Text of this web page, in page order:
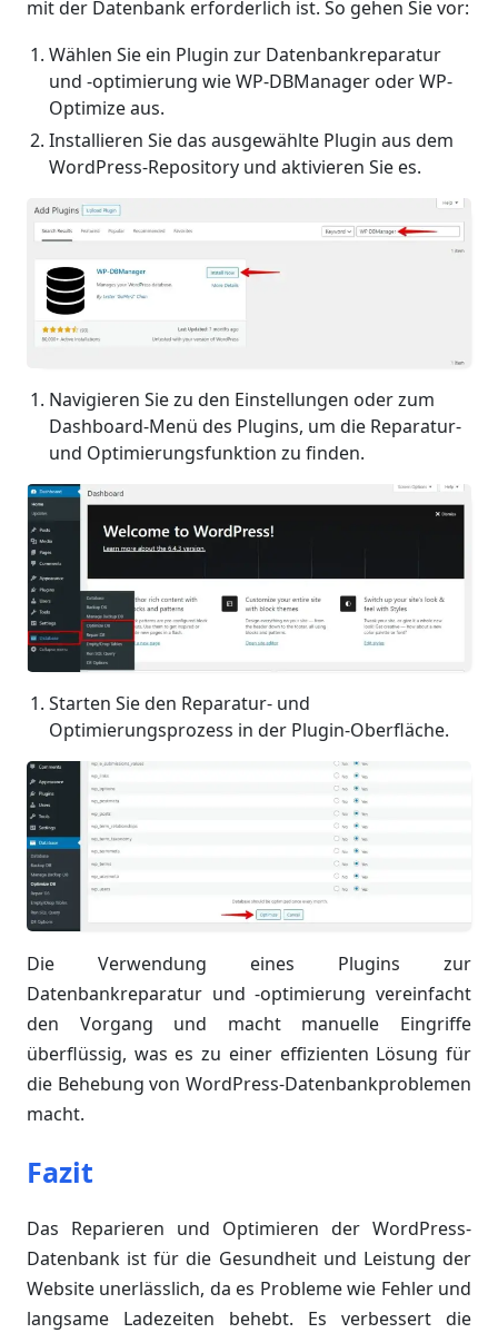
mit der Datenbank erforderlich ist. So gehen Sie vor:
Wählen Sie ein Plugin zur Datenbankreparatur
und -optimierung wie WP-DBManager oder WP-
Optimize aus.
Installieren Sie das ausgewählte Plugin aus dem
WordPress-Repository und aktivieren Sie es.
Navigieren Sie zu den Einstellungen oder zum
Dashboard-Menü des Plugins, um die Reparatur-
und Optimierungsfunktion zu finden.
Starten Sie den Reparatur- und
Optimierungsprozess in der Plugin-Oberfläche.
Die Verwendung eines Plugins zur
Datenbankreparatur und -optimierung vereinfacht
den Vorgang und macht manuelle Eingriffe
überflüssig, was es zu einer effizienten Lösung für
die Behebung von WordPress-Datenbankproblemen
macht.
Fazit
Das Reparieren und Optimieren der WordPress-
Datenbank ist für die Gesundheit und Leistung der
Website unerlässlich, da es Probleme wie Fehler und
langsame Ladezeiten behebt. Es verbessert die